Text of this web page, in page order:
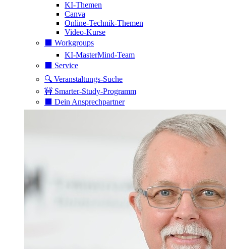
KI-Themen
Canva
Online-Technik-Themen
Video-Kurse
⬛️ Workgroups
KI-MasterMind-Team
⬛️ Service
🔍 Veranstaltungs-Suche
🚧 Smarter-Study-Programm
⬛️ Dein Ansprechpartner